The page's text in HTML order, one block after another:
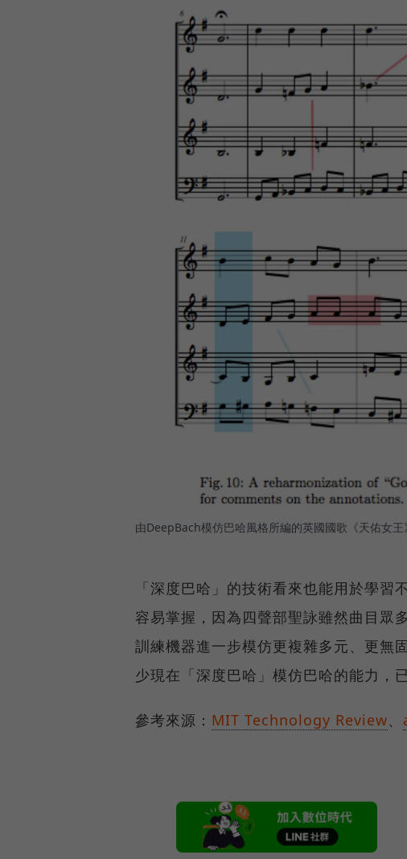
由DeepBach模仿巴哈風格所編的英國國歌《天佑女王
「深度巴哈」的技術看來也能用於學
容易掌握，因為四聲部聖詠雖然曲目眾
訓練機器進一步模仿更複雜多元、更無
少現在「深度巴哈」模仿巴哈的能力，
參考來源： MIT Technology Review、